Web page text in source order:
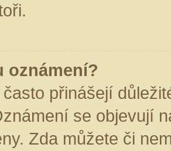
oznámení?
přinášejí
se objevují
Zda můžete či